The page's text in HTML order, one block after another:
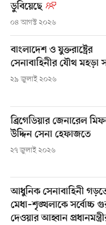
ডুবিয়েছে
০৪ আগস্ট ২০২৬
বাংলাদেশ ও যুক্তরাষ্ট্রের
সেনাবাহিনীর যৌথ মহড়া
২৯ জুলাই ২০২৬
ব্রিগেডিয়ার জেনারেল
উদ্দিন সেনা হেফাজতে
২৭ জুলাই ২০২৬
আধুনিক সেনাবাহিনী
মেধা–শৃঙ্খলাকে সর্বোচ্চ
দেওয়ার আহ্বান